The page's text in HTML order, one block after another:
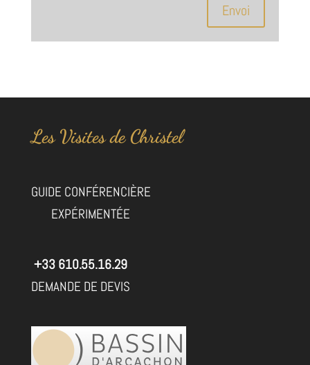
Envoi
Les Visites de Christel
GUIDE CONFÉRENCIÈRE
EXPÉRIMENTÉE
+33 610.55.16.29
DEMANDE DE DEVIS